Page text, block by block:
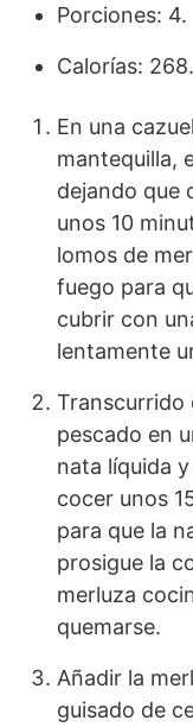
Porciones: 4.
Calorías: 268.
En una
mantequilla,
dejando que
unos 10
lomos de
fuego para
cubrir con
lentamente
Transcurrido
pescado en
nata líquida
cocer unos
para que la
prosigue la
merluza
quemarse.
Añadir la
guisado de